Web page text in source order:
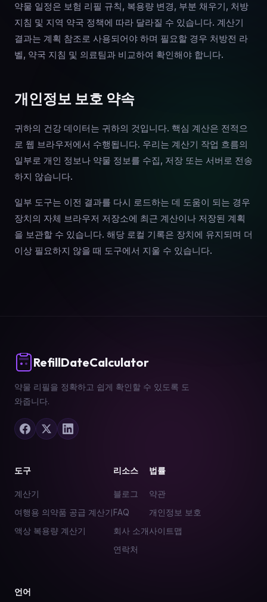
약물 일정은 보험 리필 규칙, 복용량 변경, 부분 채우기, 처방
지침 및 지역 약국 정책에 따라 달라질 수 있습니다. 계산기
결과는 계획 참조로 사용되어야 하며 필요할 경우 처방전 라
벨, 약국 지침 및 의료팀과 비교하여 확인해야 합니다.
개인정보 보호 약속
귀하의 건강 데이터는 귀하의 것입니다. 핵심 계산은 전적으
로 웹 브라우저에서 수행됩니다. 우리는 계산기 작업 흐름의
일부로 개인 정보나 약물 정보를 수집, 저장 또는 서버로 전송
하지 않습니다.
일부 도구는 이전 결과를 다시 로드하는 데 도움이 되는 경우
장치의 자체 브라우저 저장소에 최근 계산이나 저장된 계획
을 보관할 수 있습니다. 해당 로컬 기록은 장치에 유지되며 더
이상 필요하지 않을 때 도구에서 지울 수 있습니다.
RefillDateCalculator
약물 리필을 정확하고 쉽게 확인할 수 있도록 도
와줍니다.
도구
계산기
여행용 의약품 공급 계산기
액상 복용량 계산기
리소스
블로그
FAQ
회사 소개
연락처
법률
약관
개인정보 보호
사이트맵
언어